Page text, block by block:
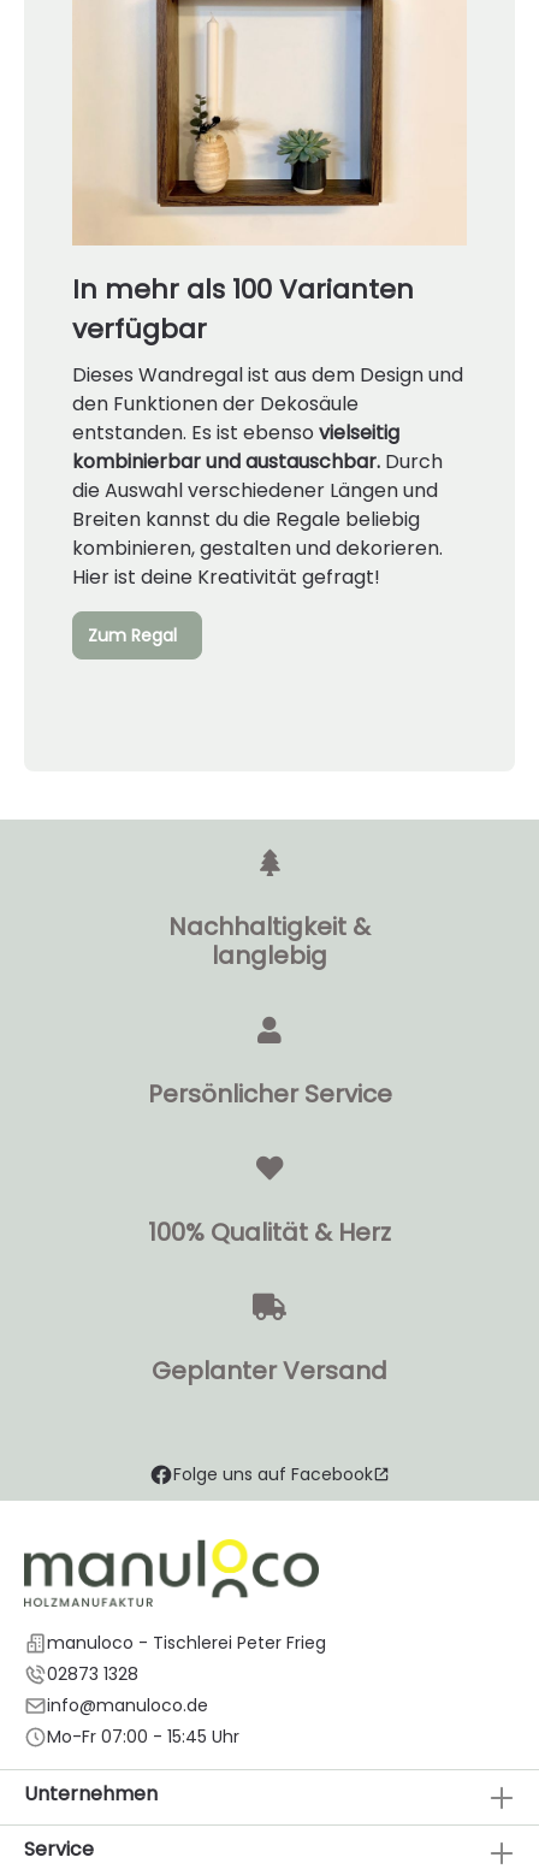
In mehr als 100 Varianten
verfügbar
Dieses Wandregal ist aus dem Design und
den Funktionen der Dekosäule
entstanden. Es ist ebenso vielseitig
kombinierbar und austauschbar. Durch
die Auswahl verschiedener Längen und
Breiten kannst du die Regale beliebig
kombinieren, gestalten und dekorieren.
Hier ist deine Kreativität gefragt!
Zum Regal
Nachhaltigkeit &
langlebig
Persönlicher Service
100% Qualität & Herz
Geplanter Versand
Folge uns auf Facebook
manuloco - Tischlerei Peter Frieg
02873 1328
info@manuloco.de
Mo-Fr 07:00 - 15:45 Uhr
Unternehmen
Service